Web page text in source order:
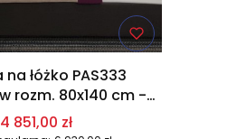
łóżko PAS333
rozm. 80x140 cm -
PAKIET 30szt.
4 851,00 zł